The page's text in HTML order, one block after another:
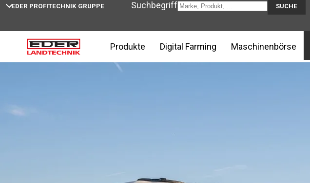
EDER PROFITECHNIK GRUPPE Suchbegriff SUCHE
Produkte Digital Farming Maschinenbörse
Home ARA im Karottenanbau: präziser Pflanzenschutz mit KI | EDER Landtechnik